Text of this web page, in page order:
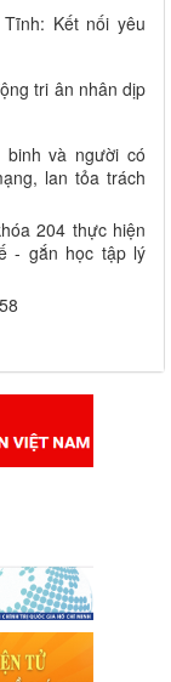
Kết nối yêu
tri ân nhân dịp
và người có
lan tỏa trách
204 thực hiện
- gắn học tập lý